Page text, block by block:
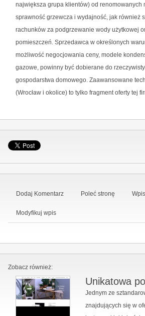
największa grupa klientów) od renomowanych
sprawność grzewcza i wydajność, jak również
rachunków za podgrzewanie wody użytkowej
pomieszczeń. Sprzedawca w określonych
możliwość negocjowania ceny, modele
gazowe, powinny być dobierane do
gospodarstwa domowego. Zaawansowane
(Wrocław i okolice) to tylko fragment oferty tej
Dodaj Komentarz Poleć stronę
Modyfikuj wpis
Zobacz również:
Unikatowa
Jednym ze
znajdujących się w